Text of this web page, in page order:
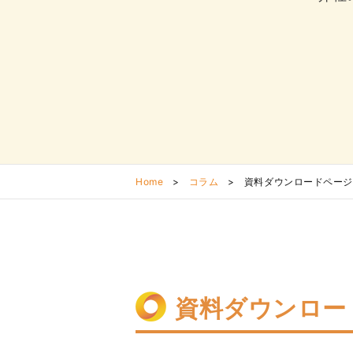
Home > コラム > 資料ダウンロードページ
資料ダウンロ